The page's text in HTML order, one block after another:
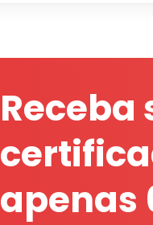
Receba
apenas